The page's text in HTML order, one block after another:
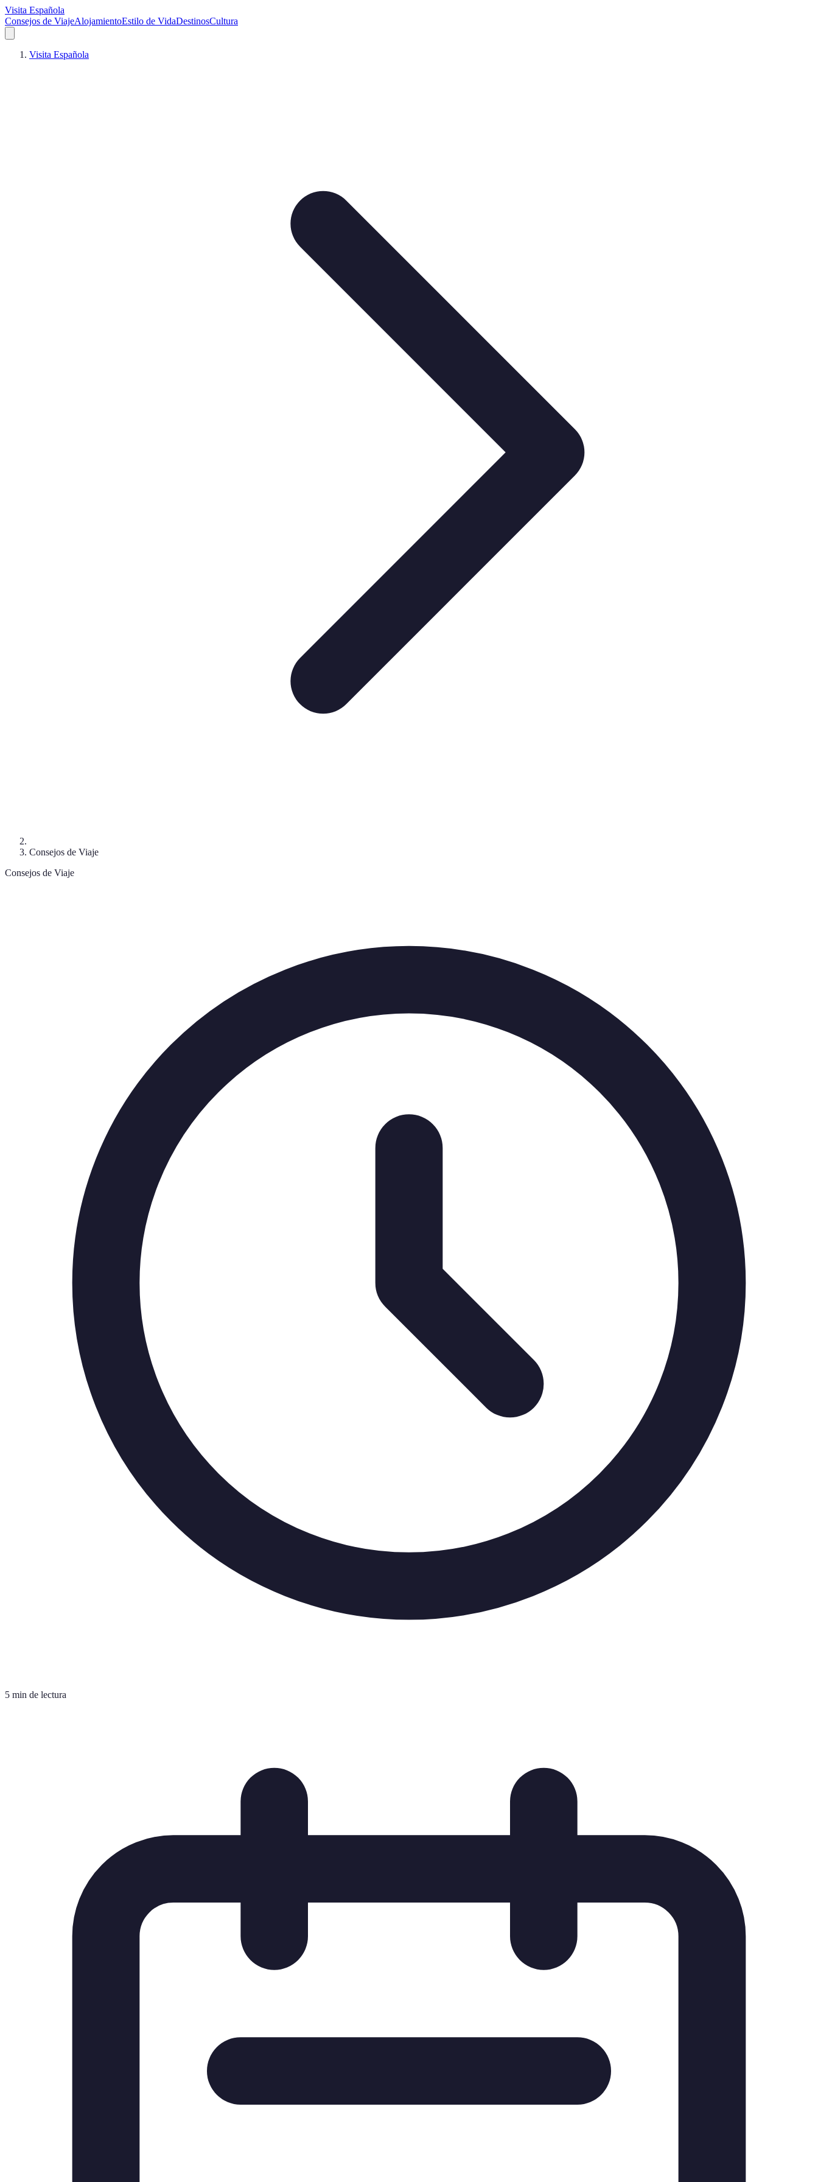
Visita Española
Consejos de ViajeAlojamientoEstilo de VidaDestinosCultura
Visita Española
Consejos de Viaje
Consejos de Viaje
5 min de lectura